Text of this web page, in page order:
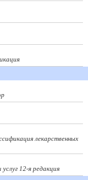
лекарственных
12-я редакция